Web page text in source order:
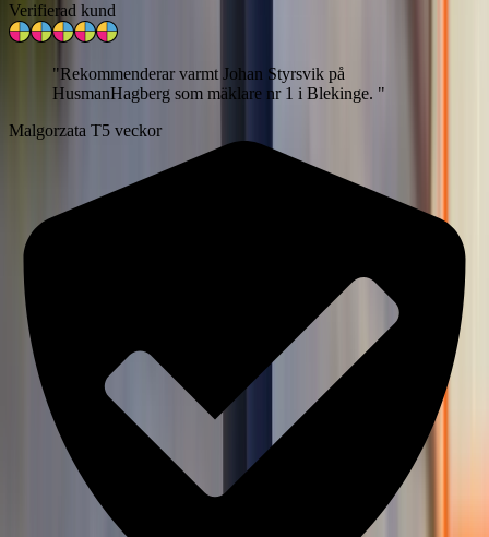
Verifierad kund
"Rekommenderar varmt Johan Styrsvik på
HusmanHagberg som mäklare nr 1 i Blekinge. "
Malgorzata T5 veckor